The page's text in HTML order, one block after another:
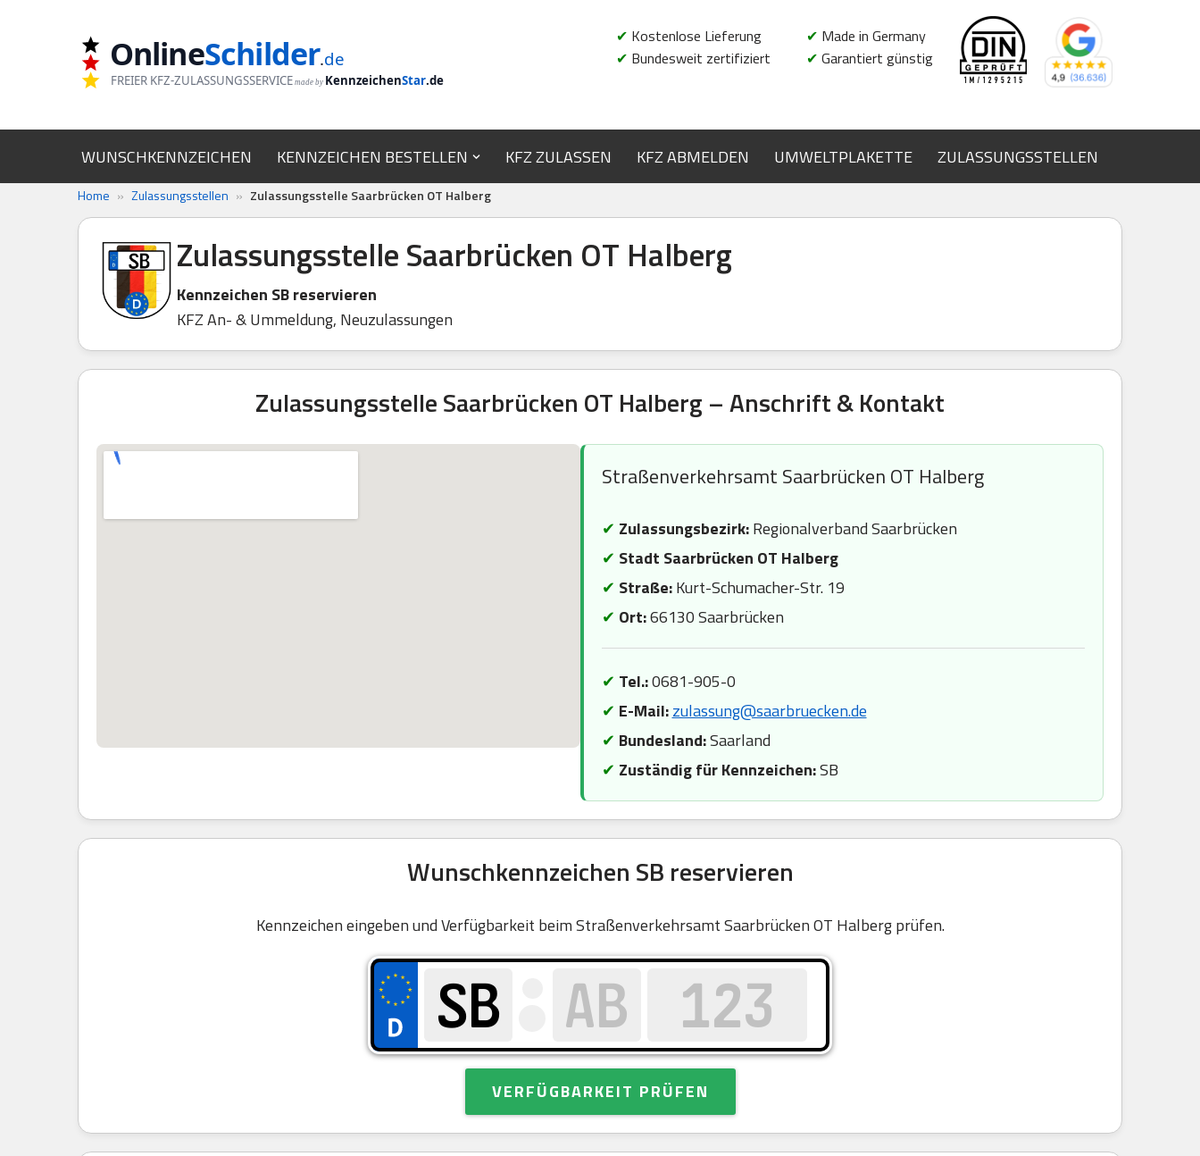
OnlineSchilder.de
FREIER KFZ-ZULASSUNGSSERVICE made by KennzeichenStar.de
✔ Kostenlose Lieferung
✔ Bundesweit zertifiziert
✔ Made in Germany
✔ Garantiert günstig
WUNSCHKENNZEICHEN KENNZEICHEN BESTELLEN KFZ ZULASSEN KFZ ABMELDEN UMWELTPLAKETTE ZULASSUNGSSTELLEN
Home » Zulassungsstellen » Zulassungsstelle Saarbrücken OT Halberg
Zulassungsstelle Saarbrücken OT Halberg
Kennzeichen SB reservieren
KFZ An- & Ummeldung, Neuzulassungen
Zulassungsstelle Saarbrücken OT Halberg – Anschrift & Kontakt
Straßenverkehrsamt Saarbrücken OT Halberg
✔ Zulassungsbezirk:Regionalverband Saarbrücken
✔ Stadt Saarbrücken OT Halberg
✔ Straße:Kurt-Schumacher-Str. 19
✔ Ort:66130 Saarbrücken
✔ Tel.:0681-905-0
✔ E-Mail: zulassung@saarbruecken.de
✔ Bundesland:Saarland
✔ Zuständig für Kennzeichen:SB
Wunschkennzeichen SB reservieren
Kennzeichen eingeben und Verfügbarkeit beim Straßenverkehrsamt Saarbrücken OT Halberg prüfen.
VERFÜGBARKEIT PRÜFEN